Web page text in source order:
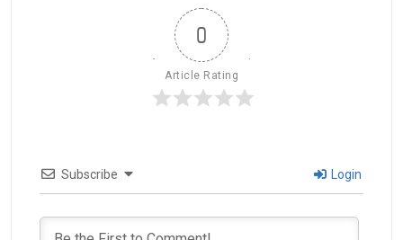
0
Article Rating
Subscribe Login